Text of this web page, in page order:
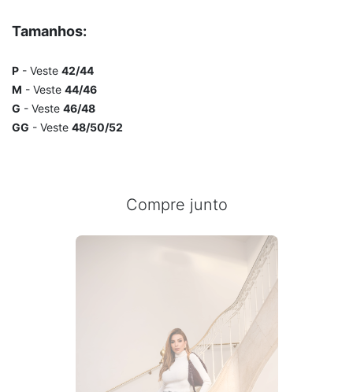
Tamanhos:
P - Veste 42/44
M - Veste 44/46
G - Veste 46/48
GG - Veste 48/50/52
Compre junto